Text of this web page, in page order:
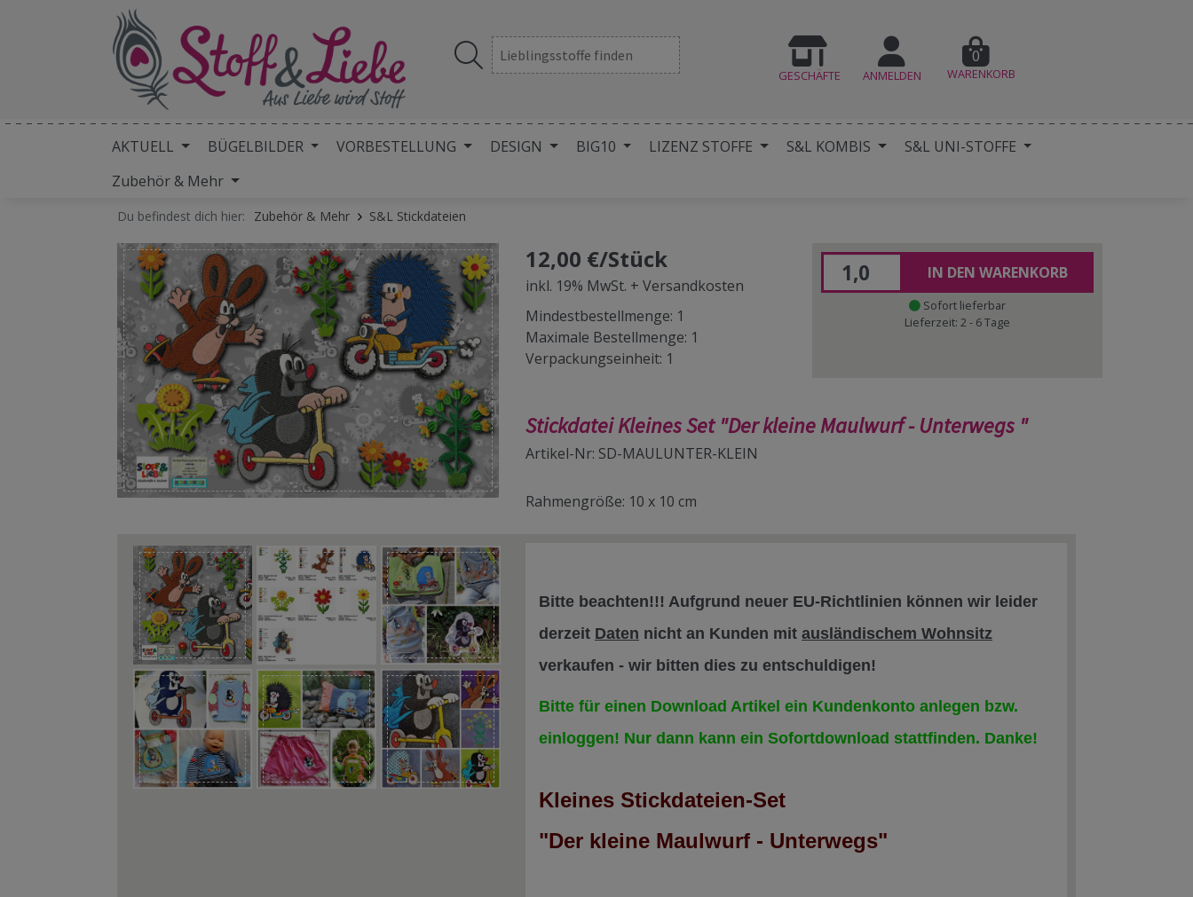
GESCHÄFTE ANMELDEN
0
WARENKORB
AKTUELL BÜGELBILDER VORBESTELLUNG DESIGN BIG10 LIZENZ STOFFE S&L KOMBIS
S&L UNI-STOFFE
Zubehör & Mehr
Du befindest dich hier: Zubehör & Mehr S&L Stickdateien
12,00 €/Stück
inkl. 19% MwSt. + Versandkosten
Mindestbestellmenge: 1
Maximale Bestellmenge: 1
Verpackungseinheit: 1
IN DEN WARENKORB
Sofort lieferbar
Lieferzeit: 2 - 6 Tage
Stickdatei Kleines Set "Der kleine Maulwurf - Unterwegs "
Artikel-Nr: SD-MAULUNTER-KLEIN
Rahmengröße: 10 x 10 cm
Bitte beachten!!! Aufgrund neuer EU-Richtlinien können wir leider
derzeit Daten nicht an Kunden mit ausländischem Wohnsitz
verkaufen - wir bitten dies zu entschuldigen!
Bitte für einen Download Artikel ein Kundenkonto anlegen bzw.
einloggen! Nur dann kann ein Sofortdownload stattfinden. Danke!
Kleines Stickdateien-Set
"Der kleine Maulwurf - Unterwegs"